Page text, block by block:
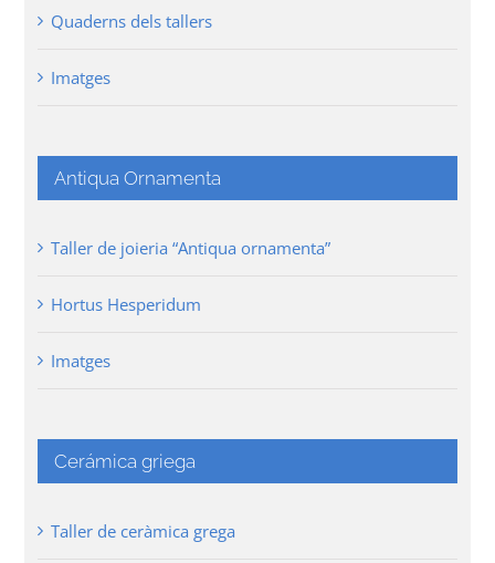
Quaderns dels tallers
Imatges
Antiqua Ornamenta
Taller de joieria “Antiqua ornamenta”
Hortus Hesperidum
Imatges
Cerámica griega
Taller de ceràmica grega